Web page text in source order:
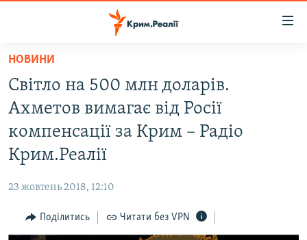
Перейти
основного
матеріалу
до
основної
Перейти
пошуку
ПОЛІТИКА
ІНТЕРВ'Ю
НОВИНИ
Світло на 500 млн доларів.
Ахметов вимагає від Росії
компенсації за Крим – Радіо
Крим.Реалії
23 жовтень 2018, 12:10
Поділитись Читати без VPN